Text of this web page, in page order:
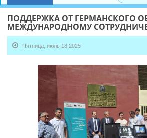
ПОДДЕРЖКА ОТ ГЕРМАНСКОГО
МЕЖДУНАРОДНОМУ
Пятница, июль 18 2025